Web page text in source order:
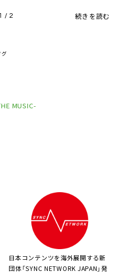
1 / 2 続きを読む
グ
MUSIC-
日本コンテンツを海外展開する新
団体「SYNC NETWORK JAPAN」発